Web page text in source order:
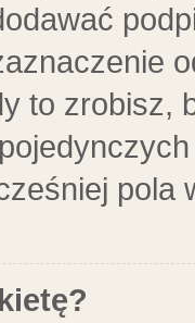
to zrobisz,
pola